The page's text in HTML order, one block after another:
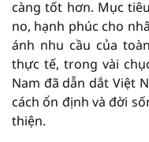
càng tốt hơn. Mục
no, hạnh phúc cho
ánh nhu cầu của
thực tế, trong vài
Nam đã dẫn dắt Việt
cách ổn định và đời
thiện.